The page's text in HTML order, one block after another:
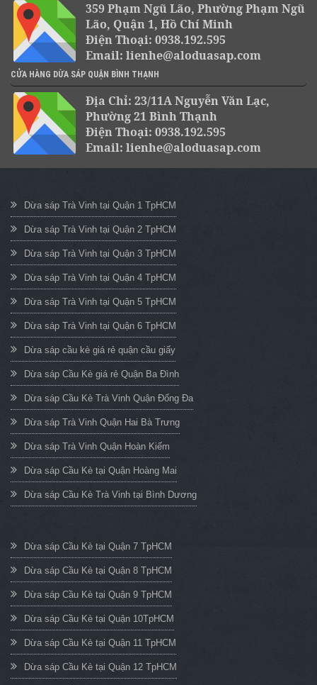
359 Phạm Ngũ Lão, Phường Phạm Ngũ
Lão, Quận 1, Hồ Chí Minh
Điện Thoại: 0938.192.595
Email: lienhe@aloduasap.com
CỬA HÀNG DỪA SÁP QUẬN BÌNH THẠNH
Địa Chỉ: 23/11A Nguyễn Văn Lạc,
Phường 21 Bình Thạnh
Điện Thoại: 0938.192.595
Email: lienhe@aloduasap.com
Dừa sáp Trà Vinh tại Quận 1 TpHCM
Dừa sáp Trà Vinh tại Quận 2 TpHCM
Dừa sáp Trà Vinh tại Quận 3 TpHCM
Dừa sáp Trà Vinh tại Quận 4 TpHCM
Dừa sáp Trà Vinh tại Quận 5 TpHCM
Dừa sáp Trà Vinh tại Quận 6 TpHCM
Dừa sáp cầu kè giá rẻ quận cầu giấy
Dừa sáp Cầu Kè giá rẻ Quận Ba Đình
Dừa sáp Cầu Kè Trà Vinh Quận Đống Đa
Dừa sáp Trà Vinh Quận Hai Bà Trưng
Dừa sáp Trà Vinh Quận Hoàn Kiếm
Dừa sáp Cầu Kè tại Quận Hoàng Mai
Dừa sáp Cầu Kè Trà Vinh tại Bình Dương
Dừa sáp Cầu Kè tại Quận 7 TpHCM
Dừa sáp Cầu Kè tại Quận 8 TpHCM
Dừa sáp Cầu Kè tại Quận 9 TpHCM
Dừa sáp Cầu Kè tại Quận 10TpHCM
Dừa sáp Cầu Kè tại Quận 11 TpHCM
Dừa sáp Cầu Kè tại Quận 12 TpHCM